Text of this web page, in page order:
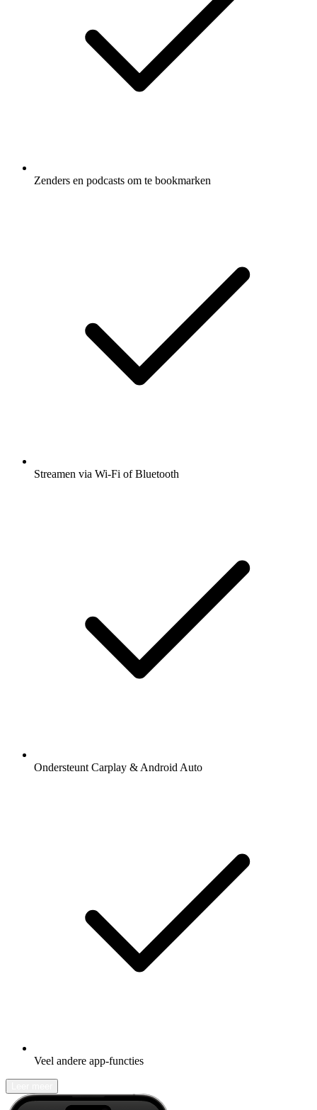
Zenders en podcasts om te bookmarken
Streamen via Wi-Fi of Bluetooth
Ondersteunt Carplay & Android Auto
Veel andere app-functies